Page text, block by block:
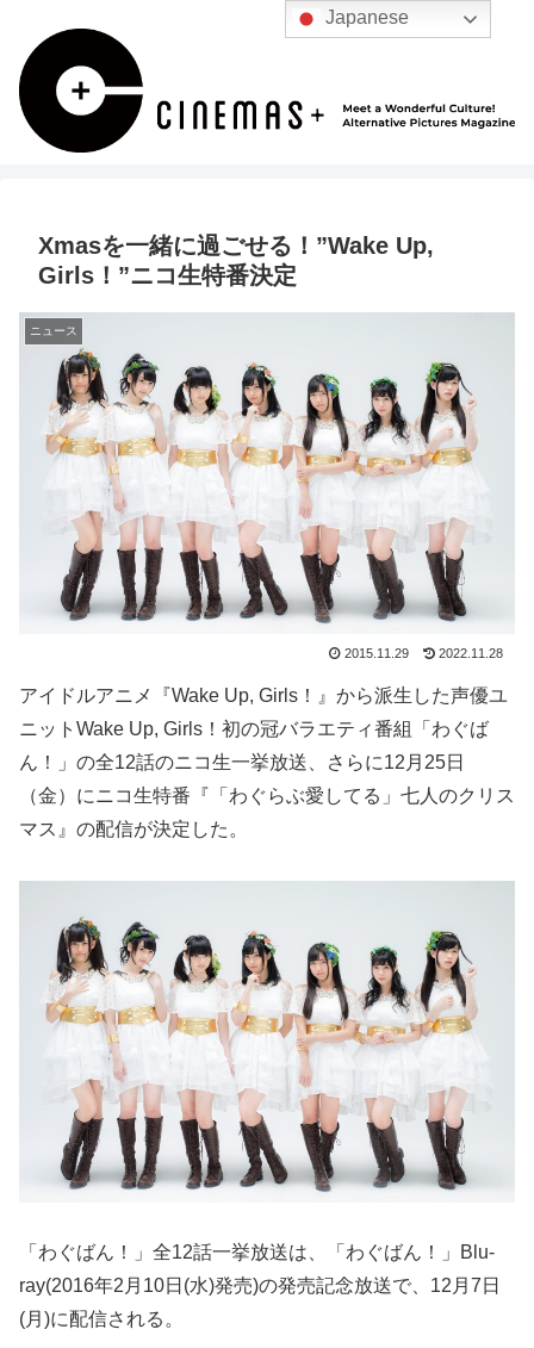
Xmasを一緒に過ごせる！”Wake Up,
Girls！”ニコ生特番決定
ニュース
2015.11.29 2022.11.28
アイドルアニメ『Wake Up, Girls！』から派生した声優ユ
ニットWake Up, Girls！初の冠バラエティ番組「わぐば
ん！」の全12話のニコ生一挙放送、さらに12月25日
（金）にニコ生特番『「わぐらぶ愛してる」七人のクリス
マス』の配信が決定した。
「わぐばん！」全12話一挙放送は、「わぐばん！」Blu-
ray(2016年2月10日(水)発売)の発売記念放送で、12月7日
(月)に配信される。
Japanese